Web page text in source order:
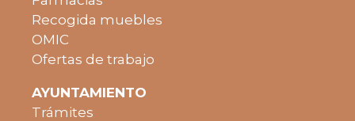
Recogida muebles
OMIC
Ofertas de trabajo
AYUNTAMIENTO
Trámites